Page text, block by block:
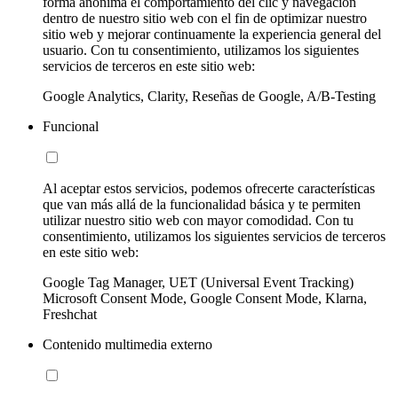
dentro de nuestro sitio web con el fin de optimizar nuestro
sitio web y mejorar continuamente la experiencia general del
usuario. Con tu consentimiento, utilizamos los siguientes
servicios de terceros en este sitio web:
Google Analytics, Clarity, Reseñas de Google, A/B-Testing
Funcional
Al aceptar estos servicios, podemos ofrecerte características
que van más allá de la funcionalidad básica y te permiten
utilizar nuestro sitio web con mayor comodidad. Con tu
consentimiento, utilizamos los siguientes servicios de terceros
en este sitio web:
Google Tag Manager, UET (Universal Event Tracking)
Microsoft Consent Mode, Google Consent Mode, Klarna,
Freshchat
Contenido multimedia externo